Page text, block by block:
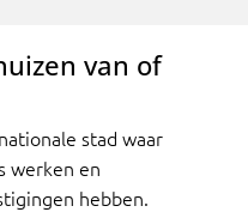
van of
stad waar
werken en
hebben.